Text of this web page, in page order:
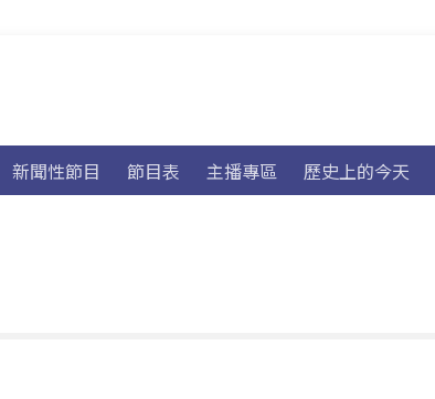
新聞性節目 節目表 主播專區 歷史上的今天